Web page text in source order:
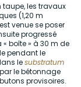
taupe, les travaux
(1,20 m
venue se poser
progressé
boîte » à 30 m de
pendant le
lesubstratum
le bétonnage
provisoires.